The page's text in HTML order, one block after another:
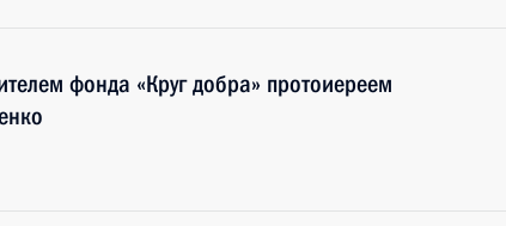
фонда «Круг добра» протоиереем